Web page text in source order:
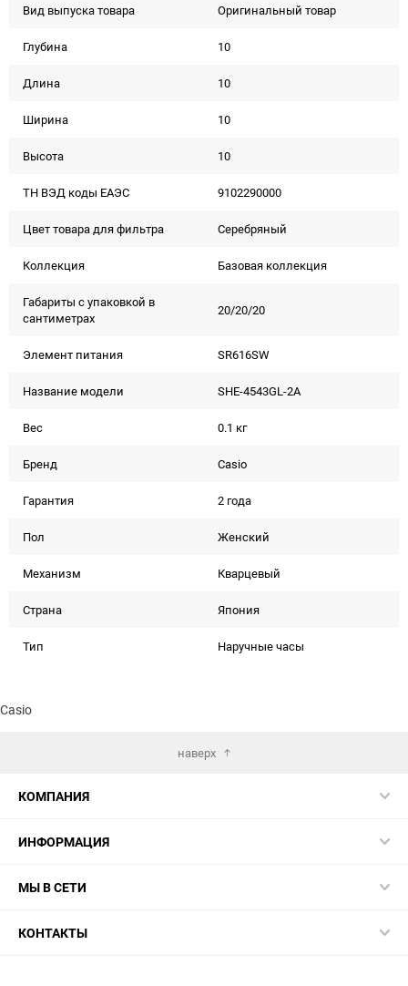
Вид выпуска товара Оригинальный товар
Глубина 10
Длина 10
Ширина 10
Высота 10
ТН ВЭД коды ЕАЭС 9102290000
Цвет товара для фильтра Серебряный
Коллекция Базовая коллекция
Габариты с упаковкой в
сантиметрах
20/20/20
Элемент питания SR616SW
Название модели SHE-4543GL-2A
Вес 0.1 кг
Бренд Casio
Гарантия 2 года
Пол Женский
Механизм Кварцевый
Страна Япония
Тип Наручные часы
Casio
наверх
КОМПАНИЯ
ИНФОРМАЦИЯ
МЫ В СЕТИ
КОНТАКТЫ